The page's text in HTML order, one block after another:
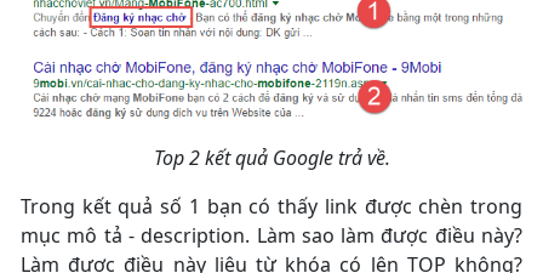
Top 2 kết quả Google trả về.
Trong kết quả số 1 bạn có thấy link được chèn trong
mục mô tả - description. Làm sao làm được điều này?
Làm được điều này liệu từ khóa có lên TOP không?